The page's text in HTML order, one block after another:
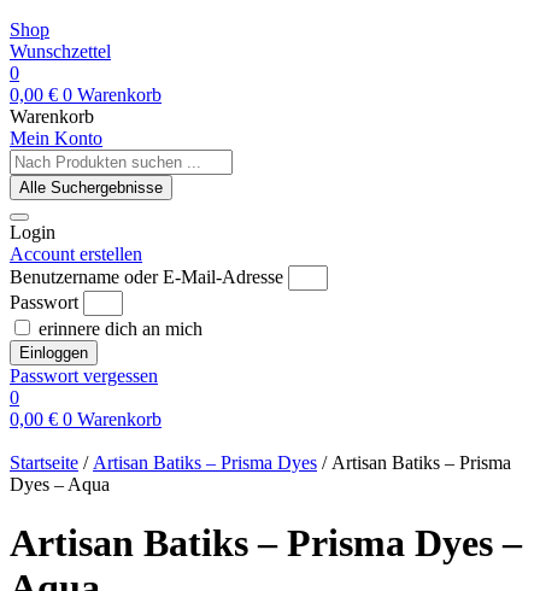
Shop
Wunschzettel
0
0,00 € 0 Warenkorb
Warenkorb
Mein Konto
Search
...Alle Suchergebnisse
Login
Account erstellen
Benutzername oder E-Mail-Adresse
Passwort
erinnere dich an mich
Einloggen
Passwort vergessen
0
0,00 € 0 Warenkorb
Startseite / Artisan Batiks – Prisma Dyes / Artisan Batiks – Prisma
Dyes – Aqua
Artisan Batiks – Prisma Dyes –